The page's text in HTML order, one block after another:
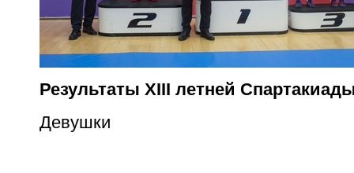
Результаты XIII летней
Девушки